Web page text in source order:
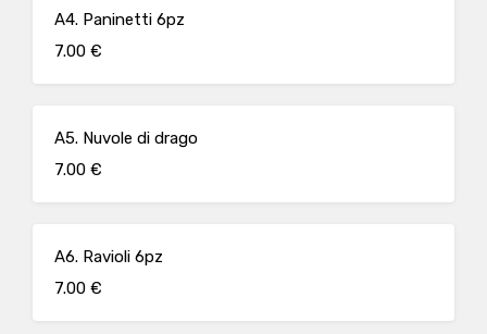
A4. Paninetti 6pz
7.00 €
A5. Nuvole di drago
7.00 €
A6. Ravioli 6pz
7.00 €